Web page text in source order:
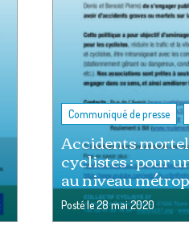
Communiqué de presse ,
Accidents
cyclistes : pour
au niveau
Posté le28 mai 2020